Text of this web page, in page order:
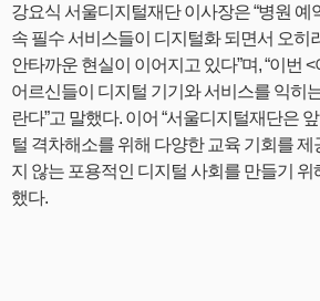
강요식 서울디지털재단 이사장은 “병원 예
속 필수 서비스들이 디지털화 되면서 오히
안타까운 현실이 이어지고 있다”며, “이번
어르신들이 디지털 기기와 서비스를 익히
란다”고 말했다. 이어 “서울디지털재단은
털 격차해소를 위해 다양한 교육 기회를 제
지 않는 포용적인 디지털 사회를 만들기 위
했다.